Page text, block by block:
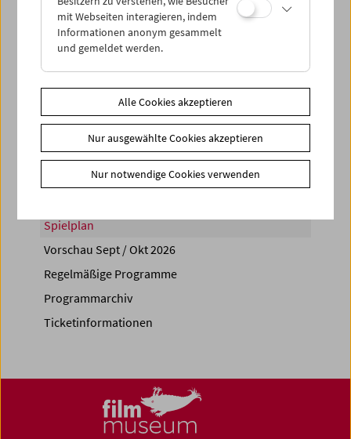
Share on
Spielplan
Vorschau Sept / Okt 2026
Regelmäßige Programme
Programmarchiv
Ticketinformationen
mit Webseiten interagieren, indem
Informationen anonym gesammelt
und gemeldet werden.
Alle Cookies akzeptieren
Nur ausgewählte Cookies akzeptieren
Nur notwendige Cookies verwenden